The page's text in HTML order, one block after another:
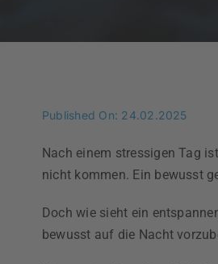
Published On: 24.02.2025
Nach einem stressigen Tag
nicht kommen. Ein bewusst
Doch wie sieht ein
bewusst auf die Nacht